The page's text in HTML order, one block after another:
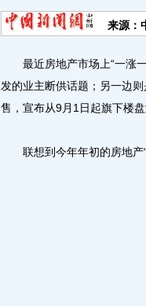
来源：
最近房地产市场上“一涨一
发的业主断供话题；另一边
售，宣布从9月1日起旗下楼盘
联想到今年年初的房地产“